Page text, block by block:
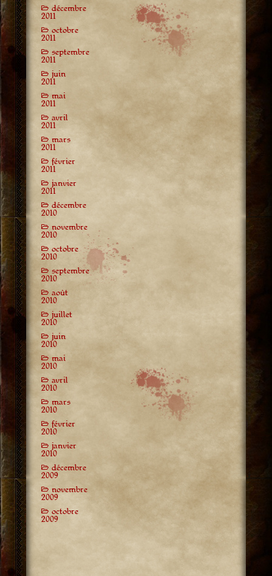
décembre
2011
octobre
2011
septembre
2011
juin
2011
mai
2011
avril
2011
mars
2011
février
2011
janvier
2011
décembre
2010
novembre
2010
octobre
2010
septembre
2010
août
2010
juillet
2010
juin
2010
mai
2010
avril
2010
mars
2010
février
2010
janvier
2010
décembre
2009
novembre
2009
octobre
2009